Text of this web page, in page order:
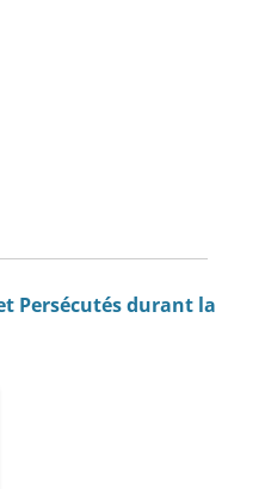
Persécutés durant la